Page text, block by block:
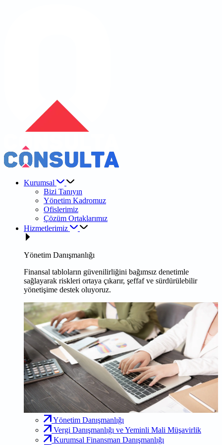
Kurumsal
Bizi Tanıyın
Yönetim Kadromuz
Ofislerimiz
Çözüm Ortaklarımız
Hizmetlerimiz
Yönetim Danışmanlığı
Finansal tabloların güvenilirliğini bağımsız denetimle
sağlayarak riskleri ortaya çıkarır, şeffaf ve sürdürülebilir
yönetişime destek oluyoruz.
Yönetim Danışmanlığı
Vergi Danışmanlığı ve Yeminli Mali Müşavirlik
Kurumsal Finansman Danışmanlığı